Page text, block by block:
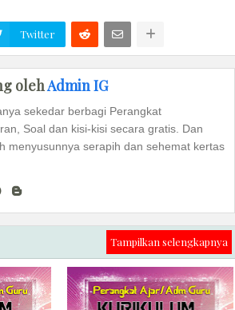
Twitter
olehAdmin IG
sekedar berbagi Perangkat
Soal dan kisi-kisi secara gratis. Dan
menyusunnya serapih dan sehemat kertas
Tampilkan selengkapnya